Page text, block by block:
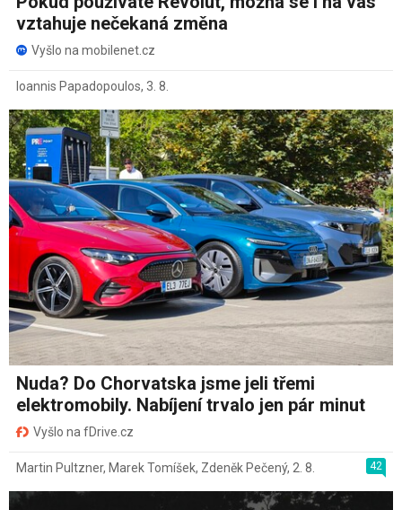
vztahuje nečekaná změna
Vyšlo na mobilenet.cz
Ioannis Papadopoulos, 3. 8.
Nuda? Do Chorvatska jsme jeli třemi
elektromobily. Nabíjení trvalo jen pár minut
Vyšlo na fDrive.cz
42
Martin Pultzner, Marek Tomíšek, Zdeněk Pečený, 2. 8.